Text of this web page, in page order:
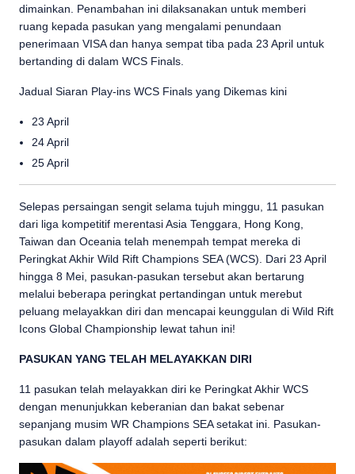
dimainkan. Penambahan ini dilaksanakan untuk memberi
ruang kepada pasukan yang mengalami penundaan
penerimaan VISA dan hanya sempat tiba pada 23 April untuk
bertanding di dalam WCS Finals.
Jadual Siaran Play-ins WCS Finals yang Dikemas kini
23 April
24 April
25 April
Selepas persaingan sengit selama tujuh minggu, 11 pasukan
dari liga kompetitif merentasi Asia Tenggara, Hong Kong,
Taiwan dan Oceania telah menempah tempat mereka di
Peringkat Akhir Wild Rift Champions SEA (WCS). Dari 23 April
hingga 8 Mei, pasukan-pasukan tersebut akan bertarung
melalui beberapa peringkat pertandingan untuk merebut
peluang melayakkan diri dan mencapai keunggulan di Wild Rift
Icons Global Championship lewat tahun ini!
PASUKAN YANG TELAH MELAYAKKAN DIRI
11 pasukan telah melayakkan diri ke Peringkat Akhir WCS
dengan menunjukkan keberanian dan bakat sebenar
sepanjang musim WR Champions SEA setakat ini. Pasukan-
pasukan dalam playoff adalah seperti berikut: